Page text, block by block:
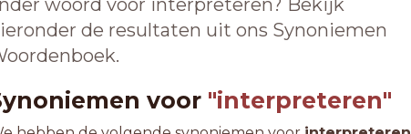
woord voor interpreteren? Bekijk
de resultaten uit ons Synoniemen
voor "interpreteren"